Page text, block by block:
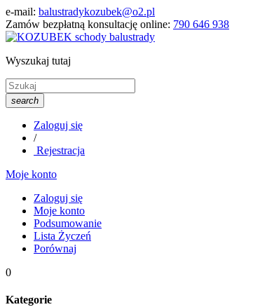
e-mail: balustradykozubek@o2.pl
Zamów bezpłatną konsultację online: 790 646 938
Wyszukaj tutaj
search
Zaloguj się
/
Rejestracja
Moje konto
Zaloguj się
Moje konto
Podsumowanie
Lista Życzeń
Porównaj
0
Kategorie